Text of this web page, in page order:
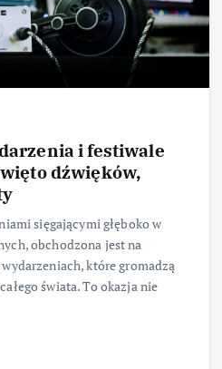
i festiwale
dźwięków,
sięgającymi głęboko w
obchodzona jest na
które gromadzą
świata. To okazja nie